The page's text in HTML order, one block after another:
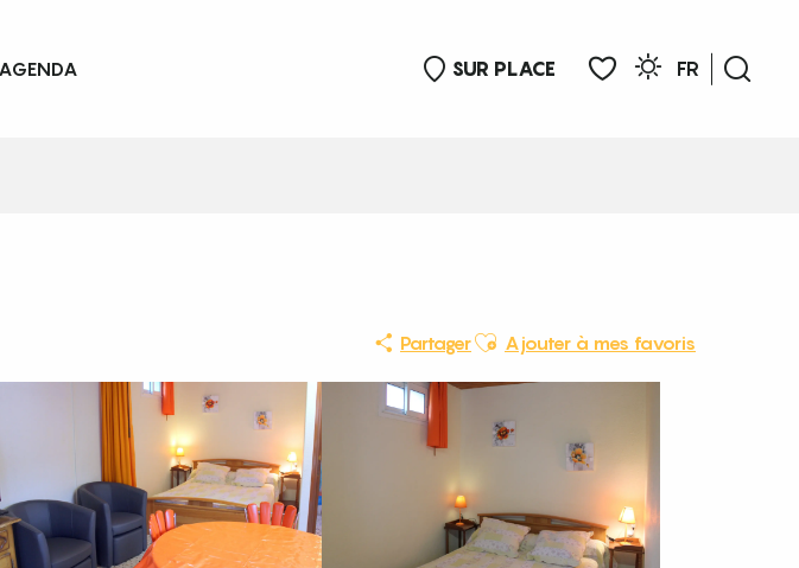
SUR PLACE
FR
AGENDA
PartagerAjouter aux favoris
Ajouter à mes favoris